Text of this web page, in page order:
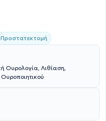
καινοτόμες μεθόδους για την
του προστάτη (REZUM
- προστάτη (έγχρωμο),
και αποκατάσταση
Προστατεκτομή
Ουρολογία, Λιθίαση,